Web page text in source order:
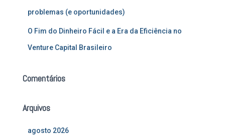
problemas (e oportunidades)
O Fim do Dinheiro Fácil e a Era da Eficiência no
Venture Capital Brasileiro
Comentários
Arquivos
agosto 2026